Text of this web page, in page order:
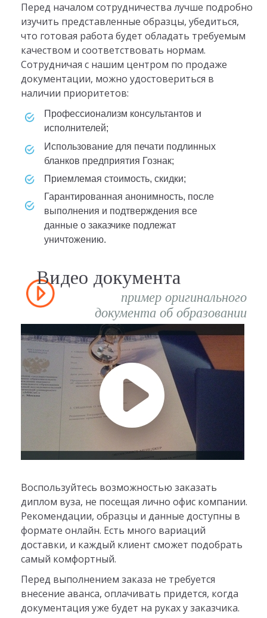
Перед началом сотрудничества лучше подробно
изучить представленные образцы, убедиться,
что готовая работа будет обладать требуемым
качеством и соответствовать нормам.
Сотрудничая с нашим центром по продаже
документации, можно удостовериться в
наличии приоритетов:
профессионализм консультантов и
исполнителей;
использование для печати подлинных
бланков предприятия Гознак;
приемлемая стоимость, скидки;
гарантированная анонимность, после
выполнения и подтверждения все
данные о заказчике подлежат
уничтожению.
Видео документа
пример оригинального
документа об образовании
Воспользуйтесь возможностью заказать
диплом вуза, не посещая лично офис компании.
Рекомендации, образцы и данные доступны в
формате онлайн. Есть много вариаций
доставки, и каждый клиент сможет подобрать
самый комфортный.
Перед выполнением заказа не требуется
внесение аванса, оплачивать придется, когда
документация уже будет на руках у заказчика.